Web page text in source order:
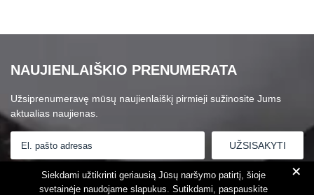
NAUJIENLAIŠKIO PRENUMERATA
Užsiprenumeravę mūsų naujienlaiškį pirmieji sužinosite Jums
aktualias naujienas.
Susipažinau suPrivatumo politika +
Siekdami užtikrinti geriausią Jūsų naršymo patirtį, šioje
svetainėje naudojame slapukus. Sutikdami, paspauskite